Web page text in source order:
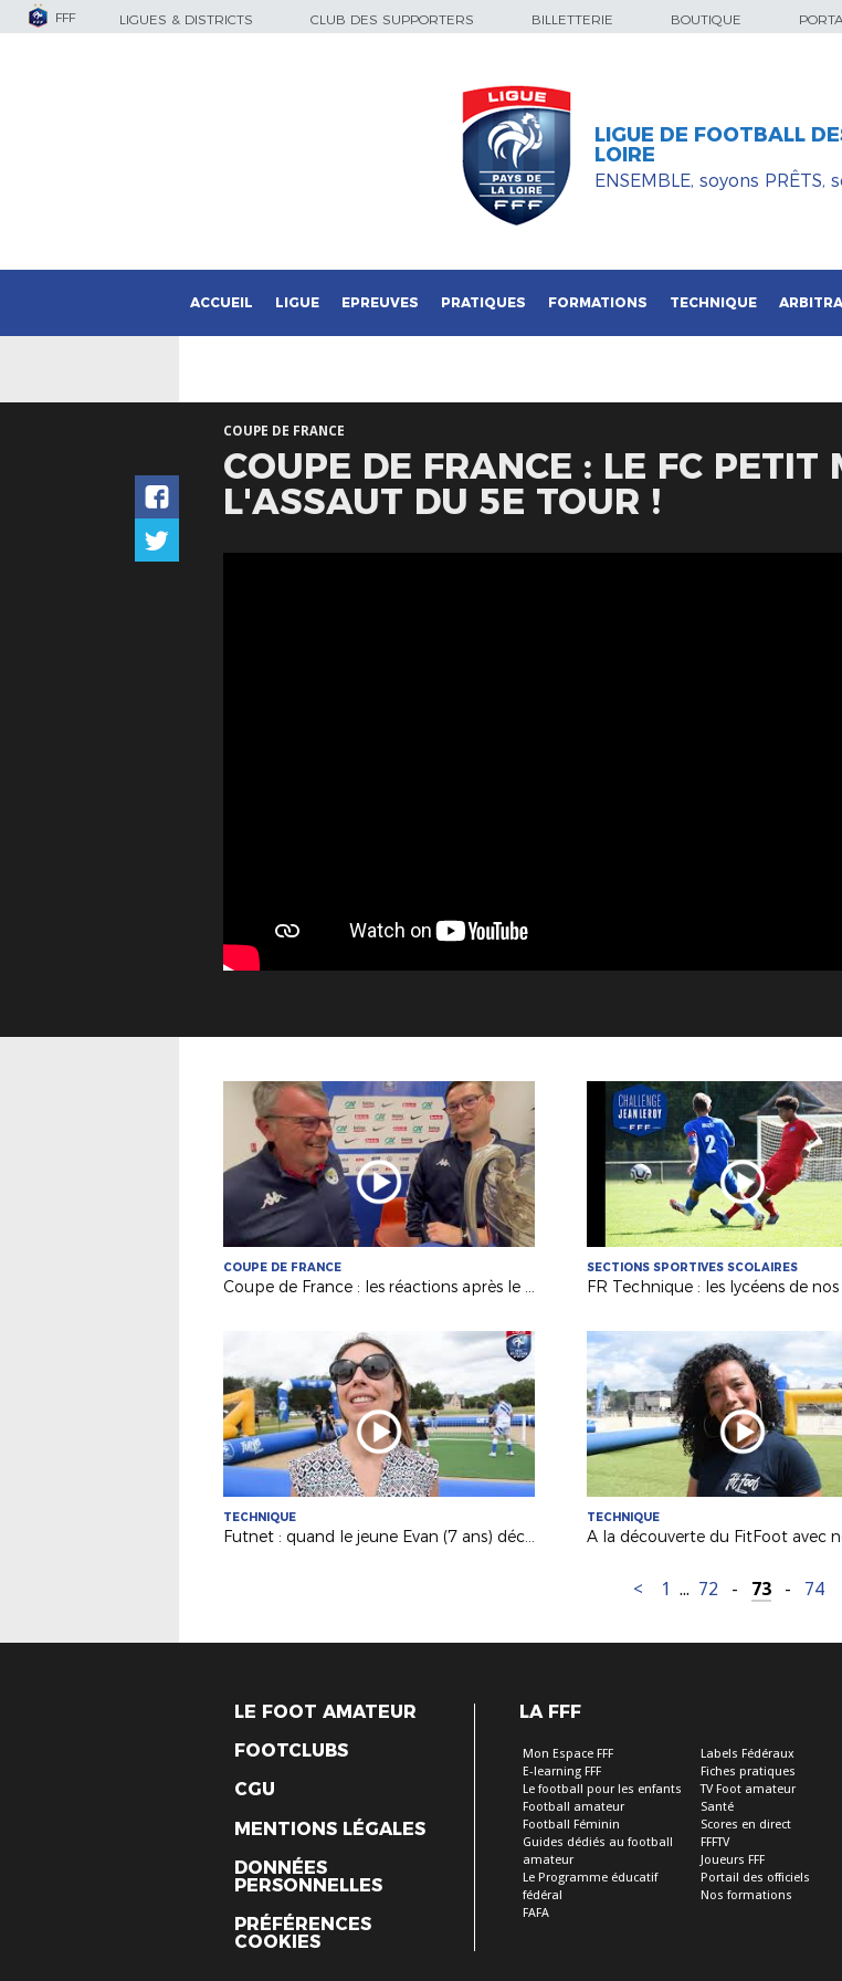
FFF LIGUES & DISTRICTS CLUB DES SUPPORTERS BILLETTERIE BOUTIQUE
LIGUE DE FOOTBALL
LOIRE
ENSEMBLE, soyons PRÊTS,
ACCUEIL LIGUE EPREUVES PRATIQUES FORMATIONS TECHNIQUE
COUPE DE FRANCE
COUPE DE FRANCE : LE FC
L'ASSAUT DU 5E TOUR !
COUPE DE FRANCE
Coupe de France : les réactions après le tirage du 5e tour !
SECTIONS SPORTIVES SCOLAIRES
TECHNIQUE
Futnet : quand le jeune Evan (7 ans) découvre la discipline du tennis-ballon
TECHNIQUE
< 1 ... 72 - 73 - 74
LE FOOT AMATEUR
FOOTCLUBS
CGU
MENTIONS LÉGALES
DONNÉES
PERSONNELLES
PRÉFÉRENCES
COOKIES
LA FFF
Mon Espace FFF
E-learning FFF
Le football pour les enfants
Football amateur
Football Féminin
Guides dédiés au football
amateur
Le Programme éducatif
fédéral
FAFA
Labels Fédéraux
Fiches pratiques
TV Foot amateur
Santé
Scores en direct
FFFTV
Joueurs FFF
Portail des officiels
Nos formations